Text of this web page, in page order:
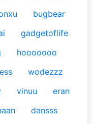
bugbear
gadgetoflife
hooooooo
wodezzz
vinuu
eran
dansss